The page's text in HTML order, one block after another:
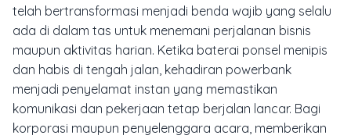
telah bertransformasi menjadi benda wajib yang selalu
ada di dalam tas untuk menemani perjalanan bisnis
maupun aktivitas harian. Ketika baterai ponsel menipis
dan habis di tengah jalan, kehadiran powerbank
menjadi penyelamat instan yang memastikan
komunikasi dan pekerjaan tetap berjalan lancar. Bagi
korporasi maupun penyelenggara acara, memberikan